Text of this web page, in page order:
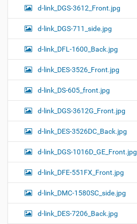
d-link_DGS-3612_Front.jpg
d-link_DGS-711_side.jpg
d-link_DFL-1600_Back.jpg
d-link_DES-3526_Front.jpg
d-link_DS-605_front.jpg
d-link_DGS-3612G_Front.jpg
d-link_DES-3526DC_Back.jpg
d-link_DGS-1016D_GE_Front.jpg
d-link_DFE-551FX_Front.jpg
d-link_DMC-1580SC_side.jpg
d-link_DES-7206_Back.jpg